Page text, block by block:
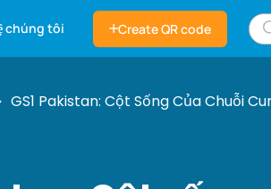
chúng tôi Create QR code
GS1 Pakistan: Cột Sống Của Chuỗi